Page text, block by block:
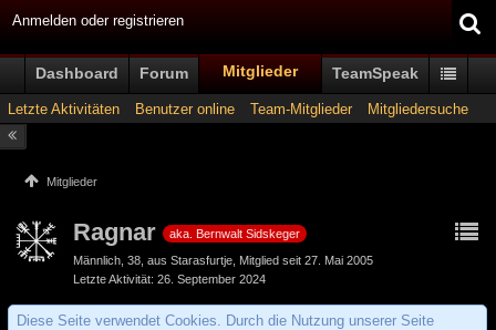
Anmelden oder registrieren
Dashboard Forum Mitglieder TeamSpeak
Letzte Aktivitäten Benutzer online Team-Mitglieder Mitgliedersuche
Mitglieder
Ragnar
aka. Bernwalt Sidskeger
Männlich 38 aus Starasfurtje Mitglied seit 27. Mai 2005
Letzte Aktivität 26. September 2024
Diese Seite verwendet Cookies. Durch die Nutzung unserer Seite